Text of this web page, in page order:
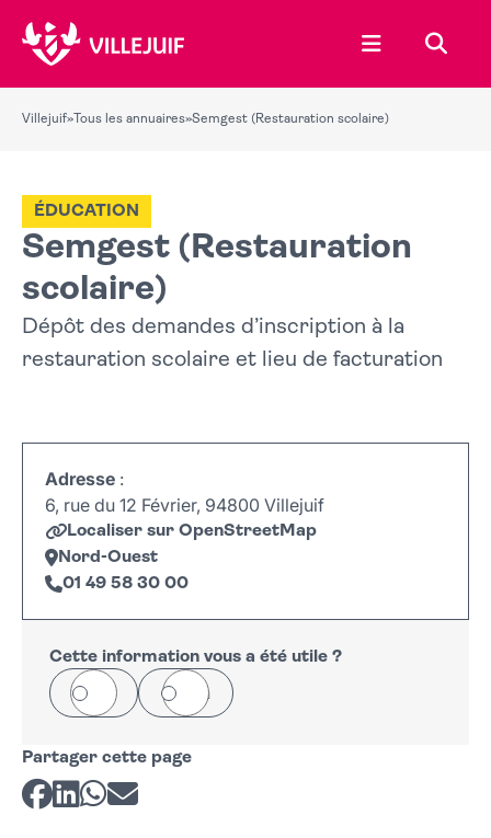
Ouvrir le
Villejuif» Tous les annuaires»Semgest (Restauration scolaire)
Semgest (Restauration
scolaire)
ÉDUCATION
Dépôt des demandes d’inscription à la
restauration scolaire et lieu de facturation
Adresse :
6, rue du 12 Février, 94800 Villejuif
Localiser sur OpenStreetMap
Nord-Ouest
01 49 58 30 00
+
−
Cette information vous a été utile ?
Oui Non
Partager cette page
Partager sur Facebook
Partager sur LinkedIn
Partager sur Whatsapp
Partager par courriel